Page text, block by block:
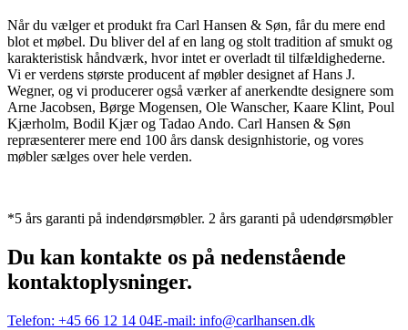
Når du vælger et produkt fra Carl Hansen & Søn, får du mere end
blot et møbel. Du bliver del af en lang og stolt tradition af smukt og
karakteristisk håndværk, hvor intet er overladt til tilfældighederne.
Vi er verdens største producent af møbler designet af Hans J.
Wegner, og vi producerer også værker af anerkendte designere som
Arne Jacobsen, Børge Mogensen, Ole Wanscher, Kaare Klint, Poul
Kjærholm, Bodil Kjær og Tadao Ando. Carl Hansen & Søn
repræsenterer mere end 100 års dansk designhistorie, og vores
møbler sælges over hele verden.
*5 års garanti på indendørsmøbler. 2 års garanti på udendørsmøbler
Du kan kontakte os på nedenstående
kontaktoplysninger.
Telefon: +45 66 12 14 04E-mail: info@carlhansen.dk